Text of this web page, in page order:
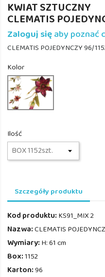
KWIAT SZTUCZNY
CLEMATIS
Zaloguj sięaby poznać
CLEMATIS POJEDYNCZY 96/
Kolor
KS91_MIX
2
Ilość
Szczegóły produktu
Kod produktu: KS91_MIX 2
Nazwa:CLEMATIS
Wymiary: H: 61 cm
Box:1152
Karton:96